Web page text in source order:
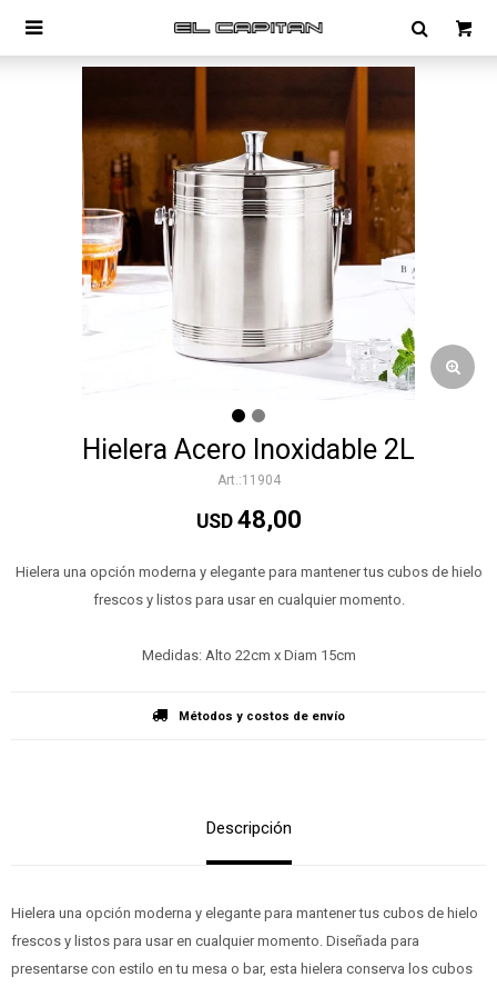

Hielera Acero Inoxidable 2L
11904
USD 48,00
Hielera una opción moderna y elegante para mantener tus cubos de hielo
frescos y listos para usar en cualquier momento.
Medidas: Alto 22cm x Diam 15cm
Métodos y costos de envío
Descripción
Hielera una opción moderna y elegante para mantener tus cubos de hielo
frescos y listos para usar en cualquier momento. Diseñada para
presentarse con estilo en tu mesa o bar, esta hielera conserva los cubos